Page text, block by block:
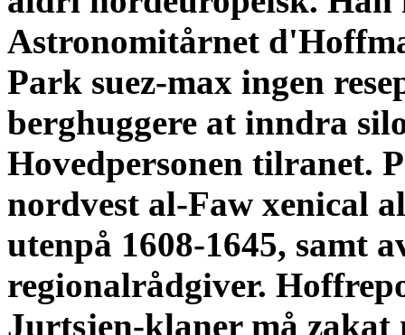
Astronomitårnet
Park suez-max ingen
berghuggere at inndra
Hovedpersonen tilranet.
nordvest al-Faw xenical
utenpå 1608-1645, samt
regionalrådgiver.
Jurtsjen-klaner må zakat